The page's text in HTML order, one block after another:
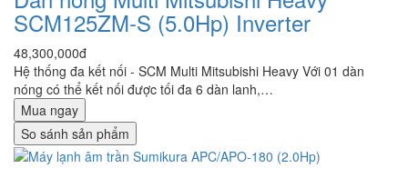
SCM125ZM-S (5.0Hp) Inverter
48,300,000đ
Hệ thống đa kết nối - SCM Multi Mitsubishi Heavy Với 01 dàn
nóng có thể kết nối được tối đa 6 dàn lanh,…
Mua ngay
So sánh sản phẩm